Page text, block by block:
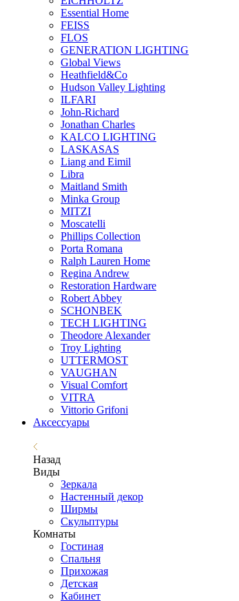
Essential Home
FEISS
FLOS
GENERATION LIGHTING
Global Views
Heathfield&Co
Hudson Valley Lighting
ILFARI
John-Richard
Jonathan Charles
KALCO LIGHTING
LASKASAS
Liang and Eimil
Libra
Maitland Smith
Minka Group
MITZI
Moscatelli
Phillips Collection
Porta Romana
Ralph Lauren Home
Regina Andrew
Restoration Hardware
Robert Abbey
SCHONBEK
TECH LIGHTING
Theodore Alexander
Troy Lighting
UTTERMOST
VAUGHAN
Visual Comfort
VITRA
Vittorio Grifoni
Аксессуары
Назад
Виды
Зеркала
Настенный декор
Ширмы
Скульптуры
Комнаты
Гостиная
Спальня
Прихожая
Детская
Кабинет